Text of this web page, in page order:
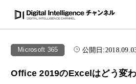
Microsoft 365 公開日:
Office 2019のExcelはどう変